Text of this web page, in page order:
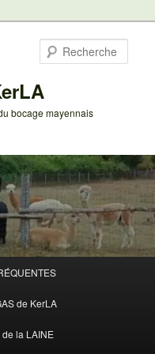
bocage mayennais
de KerLA
de la LAINE